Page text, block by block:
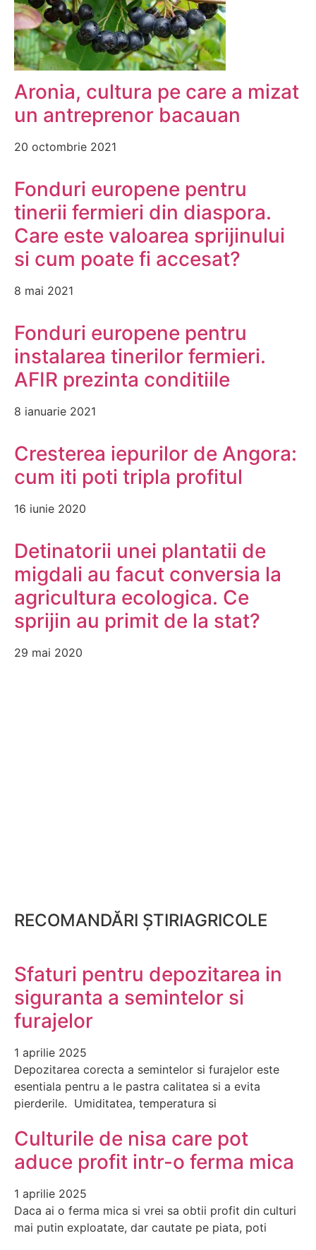
Aronia, cultura pe care a mizat
un antreprenor bacauan
20 octombrie 2021
Fonduri europene pentru
tinerii fermieri din diaspora.
Care este valoarea sprijinului
si cum poate fi accesat?
8 mai 2021
Fonduri europene pentru
instalarea tinerilor fermieri.
AFIR prezinta conditiile
8 ianuarie 2021
Cresterea iepurilor de Angora:
cum iti poti tripla profitul
16 iunie 2020
Detinatorii unei plantatii de
migdali au facut conversia la
agricultura ecologica. Ce
sprijin au primit de la stat?
29 mai 2020
RECOMANDĂRI ȘTIRIAGRICOLE
Sfaturi pentru depozitarea in
siguranta a semintelor si
furajelor
1 aprilie 2025
Depozitarea corecta a semintelor si furajelor este
esentiala pentru a le pastra calitatea si a evita
pierderile. Umiditatea, temperatura si
Culturile de nisa care pot
aduce profit intr-o ferma mica
1 aprilie 2025
Daca ai o ferma mica si vrei sa obtii profit din culturi
mai putin exploatate, dar cautate pe piata, poti